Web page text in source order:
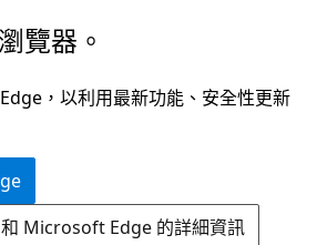
覽器。
，以利用最新功能、安全性更新
Microsoft Edge 的詳細資訊